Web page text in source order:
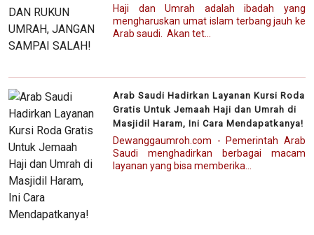
Haji dan Umrah adalah ibadah yang
mengharuskan umat islam terbang jauh ke
Arab saudi. Akan tet...
Arab Saudi Hadirkan Layanan Kursi Roda
Gratis Untuk Jemaah Haji dan Umrah di
Masjidil Haram, Ini Cara Mendapatkanya!
Dewanggaumroh.com - Pemerintah Arab
Saudi menghadirkan berbagai macam
layanan yang bisa memberika...